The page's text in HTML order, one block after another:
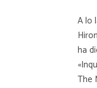
A lo
ha
The